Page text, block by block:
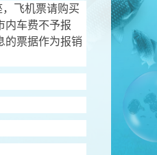
飞机票请购买
内车费不予报
的票据作为报销